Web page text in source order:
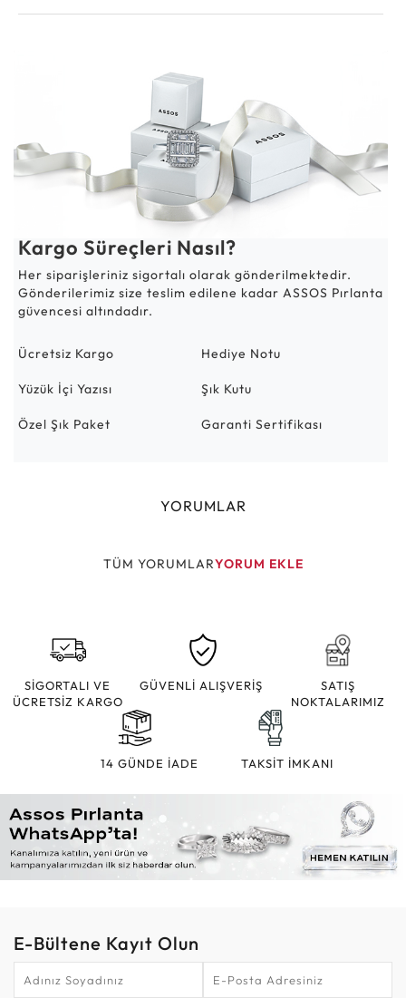
Kargo Süreçleri Nasıl?
Her siparişleriniz sigortalı olarak gönderilmektedir.
Gönderilerimiz size teslim edilene kadar ASSOS Pırlanta
güvencesi altındadır.
Ücretsiz Kargo Hediye Notu
Yüzük İçi Yazısı Şık Kutu
Özel Şık Paket Garanti Sertifikası
YORUMLAR
TÜM YORUMLARYORUM EKLE
SİGORTALI VE
ÜCRETSİZ KARGO
GÜVENLİ ALIŞVERİŞ
SATIŞ
NOKTALARIMIZ
14 GÜNDE İADE TAKSİT İMKANI
E-Bültene Kayıt Olun